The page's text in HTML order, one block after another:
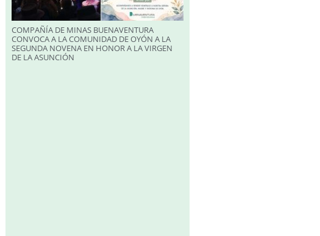
COMPAÑÍA DE MINAS BUENAVENTURA
CONVOCA A LA COMUNIDAD DE OYÓN A LA
SEGUNDA NOVENA EN HONOR A LA VIRGEN
DE LA ASUNCIÓN